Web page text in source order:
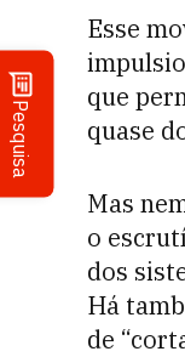
Pesquisa
Esse
que
quase
Mas
o
dos
Há
de